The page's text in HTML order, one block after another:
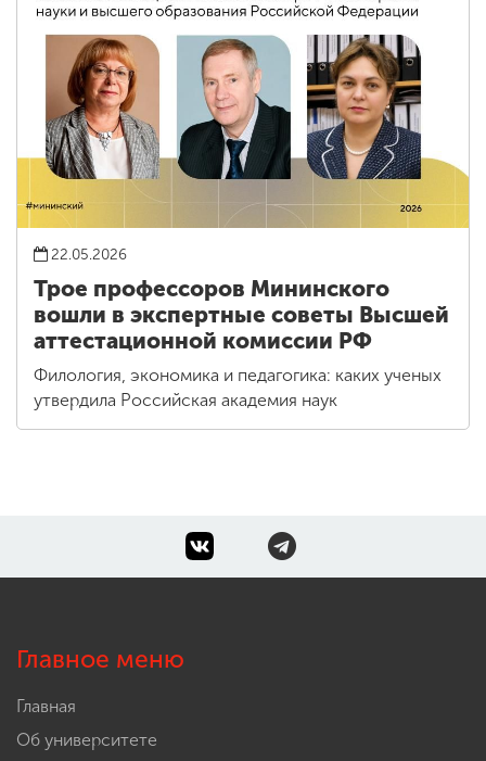
22.05.2026
Трое профессоров Мининского
вошли в экспертные советы Высшей
аттестационной комиссии РФ
Филология, экономика и педагогика: каких ученых
утвердила Российская академия наук
Главное меню
Главная
Об университете